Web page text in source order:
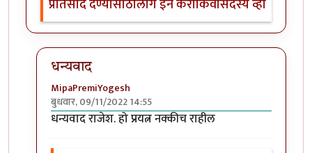
प्रतिसाद देण्यासाठीलॉग इन कराकिंवासदस्य व्हा
धन्यवाद
MipaPremiYogesh
बुधवार, 09/11/2022 14:55
In reply toमस्त लेखbyराजेंद्र मेहेंदळे
धन्यवाद राजेश. हो प्रयत्न नक्कीच राहील